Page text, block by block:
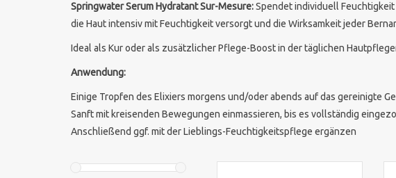
Springwater Serum Hydratant Sur-Mesure:Spendet individuell Feuchtigkeit
die Haut intensiv mit Feuchtigkeit versorgt und die Wirksamkeit jeder
Ideal als Kur oder als zusätzlicher Pflege-Boost in der täglichen
Anwendung:
Einige Tropfen des Elixiers morgens und/oder abends auf das gereinigte
Sanft mit kreisenden Bewegungen einmassieren, bis es vollständig
Anschließend ggf. mit der Lieblings-Feuchtigkeitspflege ergänzen